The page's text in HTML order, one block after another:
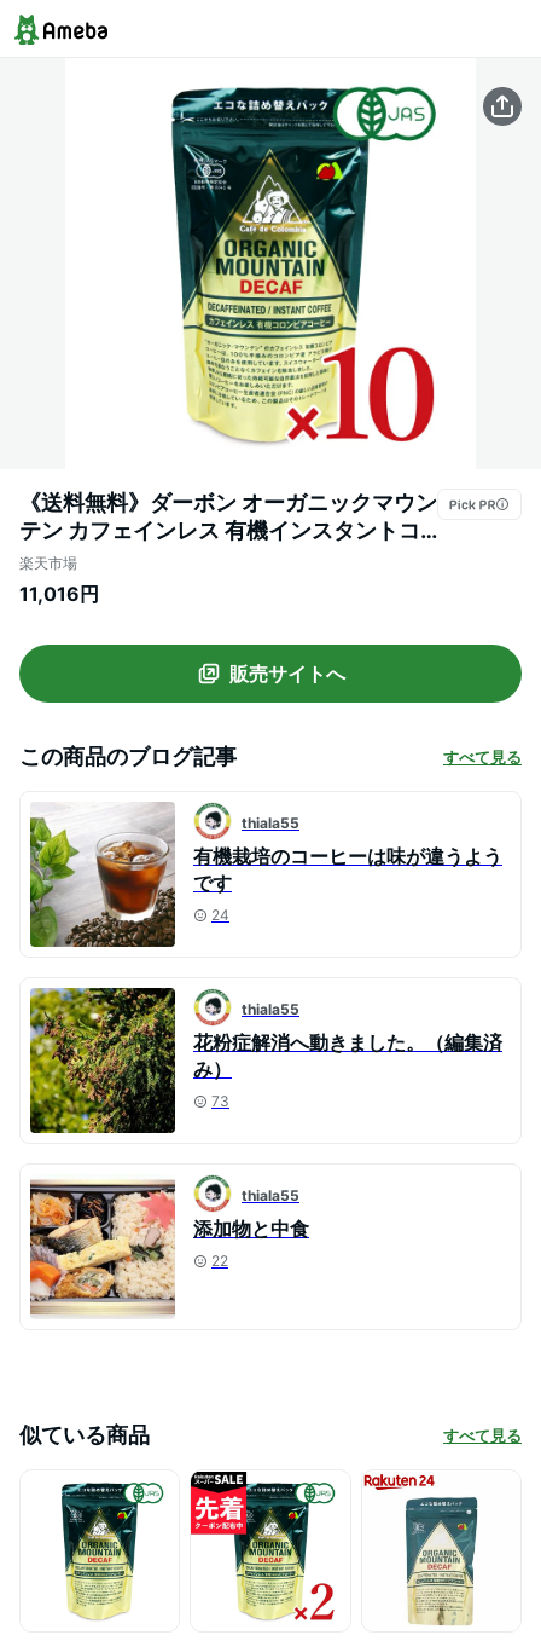
《送料無料》ダーボン オーガニックマウン
テン カフェインレス 有機インスタントコ
ーヒー 80g × 10袋 有機JAS
楽天市場
11,016円
販売サイトへ
この商品のブログ記事 すべて見る
thiala55
有機栽培のコーヒーは味が違うよう
です
24
thiala55
花粉症解消へ動きました。（編集済
み）
73
thiala55
添加物と中食
22
似ている商品 すべて見る